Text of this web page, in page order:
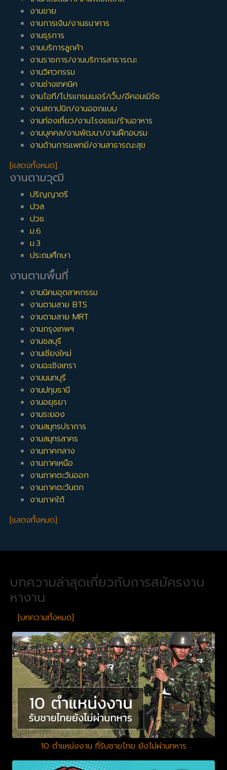
งานขาย
งานการเงิน/งานธนาคาร
งานธุรการ
งานบริการลูกค้า
งานราชการ/งานบริการสาธารณะ
งานวิศวกรรม
งานช่างเทคนิค
งานไอที/โปรแกรมเมอร์/เว็บ/อีคอมเมิร์ซ
งานสถาปนิก/งานออกแบบ
งานท่องเที่ยว/งานโรงแรม/ร้านอาหาร
งานบุคคล/งานพัฒนา/งานฝึกอบรม
งานด้านการแพทย์/งานสาธารณะสุข
[แสดงทั้งหมด]
งานตามวุฒิ
ปริญญาตรี
ปวส.
ปวช.
ม.6
ม.3
ประถมศึกษา
งานตามพื้นที่
งานนิคมอุตสาหกรรม
งานตามสาย BTS
งานตามสาย MRT
งานกรุงเทพฯ
งานชลบุรี
งานเชียงใหม่
งานฉะเชิงเทรา
งานนนทบุรี
งานปทุมธานี
งานอยุธยา
งานระยอง
งานสมุทรปราการ
งานสมุทรสาคร
งานภาคกลาง
งานภาคเหนือ
งานภาคตะวันออก
งานภาคตะวันตก
งานภาคใต้
[แสดงทั้งหมด]
บทความล่าสุดเกี่ยวกับการสมัครงาน
หางาน
[บทความทั้งหมด]
10 ตำแหน่งงาน ที่รับชายไทย ยังไม่ผ่านทหาร